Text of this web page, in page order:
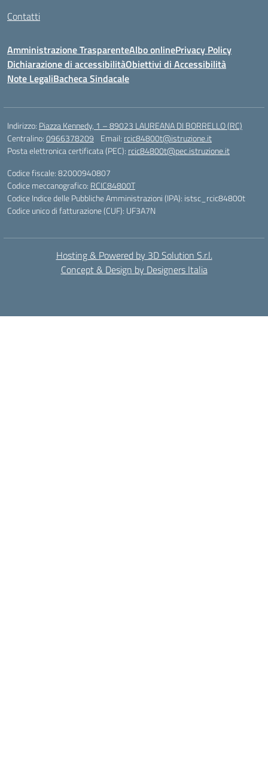
Contatti
Amministrazione TrasparenteAlbo onlinePrivacy Policy
Dichiarazione di accessibilitàObiettivi di Accessibilità
Note LegaliBacheca Sindacale
Indirizzo: Piazza Kennedy, 1 – 89023 LAUREANA DI BORRELLO (RC)
Centralino:0966378209 Email: rcic84800t@istruzione.it
Posta elettronica certificata (PEC): rcic84800t@pec.istruzione.it
Codice fiscale: 82000940807
Codice meccanografico: RCIC84800T
Codice Indice delle Pubbliche Amministrazioni (IPA): istsc_rcic84800t
Codice unico di fatturazione (CUF): UF3A7N
Hosting & Powered by 3D Solution S.r.l.
Concept & Design by Designers Italia